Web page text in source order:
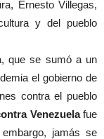
Ernesto Villegas,
y del pueblo
que se sumó a un
el gobierno de
contra el pueblo
Venezuelafue
jamás se